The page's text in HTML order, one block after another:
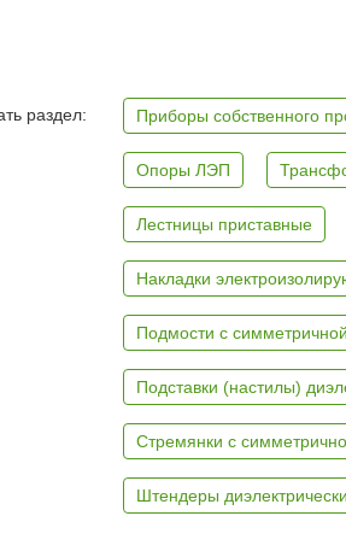
раздел: Приборы собственного
Опоры ЛЭП
Лестницы приставные
Накладки
Подмости с
Подставки (настилы)
Стремянки с
Штендеры